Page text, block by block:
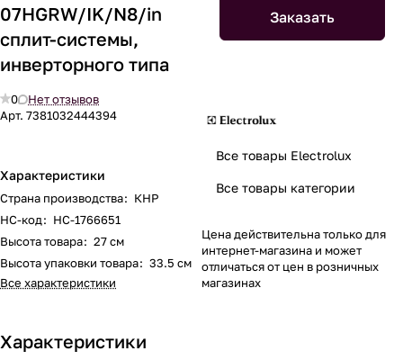
07HGRW/IK/N8/in
сплит-системы,
инверторного типа
0
Нет отзывов
Арт. 7381032444394
Характеристики
Страна производства: КНР
НС-код: НС-1766651
Высота товара: 27 см
Высота упаковки товара: 33.5 см
Все характеристики
Заказать
Все товары Electrolux
Все товары категории
Цена действительна только для
интернет-магазина и может
отличаться от цен в розничных
магазинах
Характеристики